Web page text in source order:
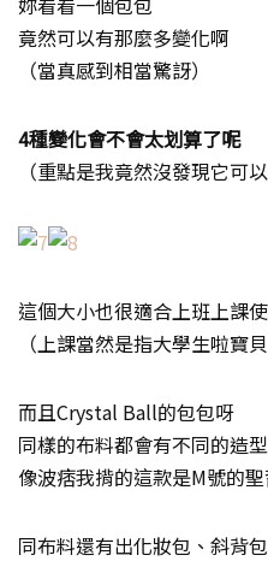
竟然可以有那麼多變化啊
（當真感到相當驚訝）
4種變化會不會太划算了呢
（重點是我竟然沒發現它可以
這個大小也很適合上班上課
（上課當然是指大學生啦寶貝
而且Crystal Ball的包包呀
同樣的布料都會有不同的造
像波痞我揹的這款是M號的
同布料還有出化妝包、斜背